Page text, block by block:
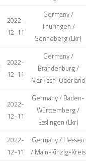
2022-
12-11
Germany /
Thüringen /
Sonneberg (Lkr)
2022-
12-11
Germany /
Brandenburg /
Märkisch-Oderland
2022-
12-11
Germany / Baden-
Württemberg /
Esslingen (Lkr)
2022-
12-11
Germany / Hessen
/ Main-Kinzig-Kreis